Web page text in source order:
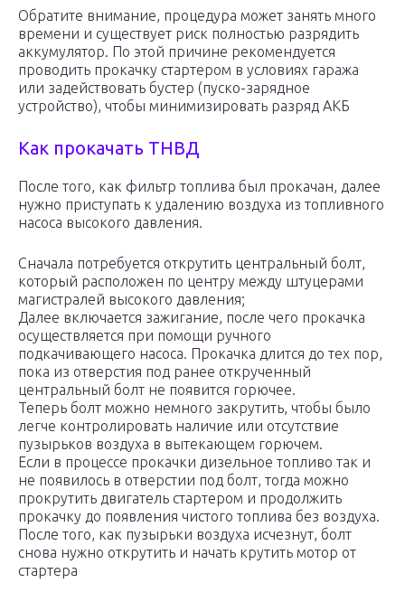
Обратите внимание, процедура может занять много
времени и существует риск полностью разрядить
аккумулятор. По этой причине рекомендуется
проводить прокачку стартером в условиях гаража
или задействовать бустер (пуско-зарядное
устройство), чтобы минимизировать разряд АКБ
Как прокачать ТНВД
После того, как фильтр топлива был прокачан, далее
нужно приступать к удалению воздуха из топливного
насоса высокого давления.
Сначала потребуется открутить центральный болт,
который расположен по центру между штуцерами
магистралей высокого давления;
Далее включается зажигание, после чего прокачка
осуществляется при помощи ручного
подкачивающего насоса. Прокачка длится до тех пор,
пока из отверстия под ранее открученный
центральный болт не появится горючее.
Теперь болт можно немного закрутить, чтобы было
легче контролировать наличие или отсутствие
пузырьков воздуха в вытекающем горючем.
Если в процессе прокачки дизельное топливо так и
не появилось в отверстии под болт, тогда можно
прокрутить двигатель стартером и продолжить
прокачку до появления чистого топлива без воздуха.
После того, как пузырьки воздуха исчезнут, болт
снова нужно открутить и начать крутить мотор от
стартера